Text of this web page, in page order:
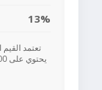
13%